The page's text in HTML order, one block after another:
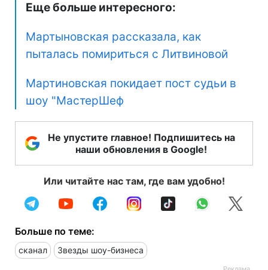
Еще больше интересного:
Мартыновская рассказала, как
пыталась помириться с Литвиновой
Мартиновская покидает пост судьи в
шоу "МастерШеф
Не упустите главное! Подпишитесь на
наши обновления в Google!
Или читайте нас там, где вам удобно!
Больше по теме:
сканал Звезды шоу-бизнеса